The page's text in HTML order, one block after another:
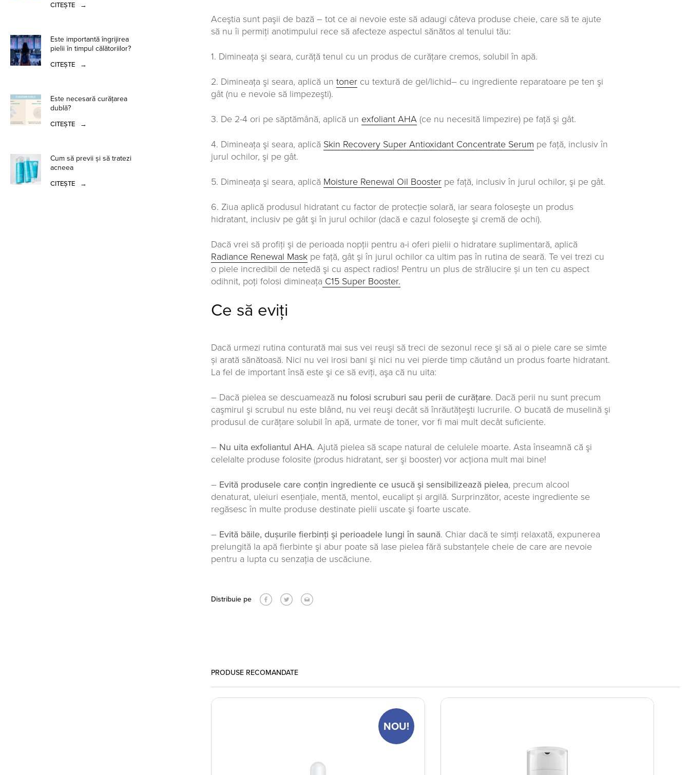
CITEȘTE →
Este importantă îngrijirea
pielii în timpul călătoriilor?
CITEȘTE →
Este necesară curățarea
dublă?
CITEȘTE →
Cum să previi și să tratezi
acneea
CITEȘTE →
Aceştia sunt paşii de bază – tot ce ai nevoie este să adaugi câteva produse cheie, care să te ajute
să nu îi permiţi anotimpului rece să afecteze aspectul sănătos al tenului tău:
1. Dimineaţa şi seara, curăţă tenul cu un produs de curățare cremos, solubil în apă.
2. Dimineaţa şi seara, aplică untoner cu textură de gel/lichid– cu ingrediente reparatoare pe ten şi
gât (nu e nevoie să limpezeşti).
3. De 2-4 ori pe săptămână, aplică un exfoliant AHA (ce nu necesită limpezire) pe faţă şi gât.
4. Dimineaţa şi seara, aplică Skin Recovery Super Antioxidant Concentrate Serum pe faţă, inclusiv în
jurul ochilor, şi pe gât.
5. Dimineaţa şi seara, aplică Moisture Renewal Oil Booster pe faţă, inclusiv în jurul ochilor, şi pe gât.
6. Ziua aplică produsul hidratant cu factor de protecţie solară, iar seara foloseşte un produs
hidratant, inclusiv pe gât şi în jurul ochilor (dacă e cazul foloseşte şi cremă de ochi).
Dacă vrei să profiţi şi de perioada nopții pentru a-i oferi pielii o hidratare suplimentară, aplică
Radiance Renewal Mask pe faţă, gât şi în jurul ochilor ca ultim pas în rutina de seară. Te vei trezi cu
o piele incredibil de netedă şi cu aspect radios! Pentru un plus de strălucire și un ten cu aspect
odihnit, poți folosi dimineața C15 Super Booster.
Ce să eviţi
Dacă urmezi rutina conturată mai sus vei reuşi să treci de sezonul rece şi să ai o piele care se simte
și arată sănătoasă. Nici nu vei irosi bani şi nici nu vei pierde timp căutând un produs foarte hidratant.
La fel de important însă este şi ce să eviţi, aşa că nu uita:
– Dacă pielea se descuamează nu folosi scruburi sau perii de curăţare. Dacă perii nu sunt precum
caşmirul şi scrubul nu este blând, nu vei reuşi decât să înrăutăţeşti lucrurile. O bucată de muselină şi
produsul de curățare solubil în apă, urmate de toner, vor fi mai mult decât suficiente.
– Nu uita exfoliantul AHA. Ajută pielea să scape natural de celulele moarte. Asta înseamnă că şi
celelalte produse folosite (produs hidratant, ser şi booster) vor acţiona mult mai bine!
– Evită produsele care conţin ingrediente ce usucă şi sensibilizează pielea, precum alcool
denaturat, uleiuri esenţiale, mentă, mentol, eucalipt și argilă. Surprinzător, aceste ingrediente se
regăsesc în multe produse destinate pielii uscate şi foarte uscate.
– Evită băile, dușurile fierbinţi şi perioadele lungi în saună. Chiar dacă te simți relaxată, expunerea
prelungită la apă fierbinte şi abur poate să lase pielea fără substanţele cheie de care are nevoie
pentru a lupta cu senzaţia de uscăciune.
Distribuie pe
PRODUSE RECOMANDATE
NOU!